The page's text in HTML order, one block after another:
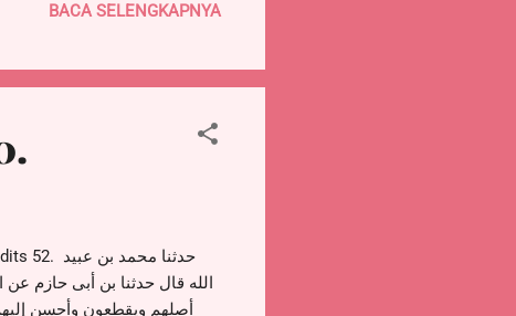
حتى يغفر الله له، وإن
BACA SELENGKAPNYA
الله قال حدثنا بن أبى حازم
أصلهم ويقطعون وأحسن